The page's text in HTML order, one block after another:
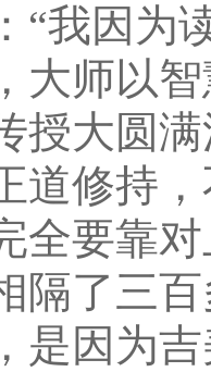
“我因为
大师以
授大圆
道修持
全要靠
隔了三
是因为